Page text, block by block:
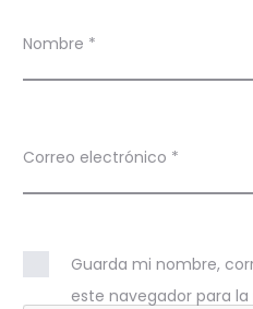
Nombre *
Correo electrónico *
Guarda mi nombre,
este navegador para